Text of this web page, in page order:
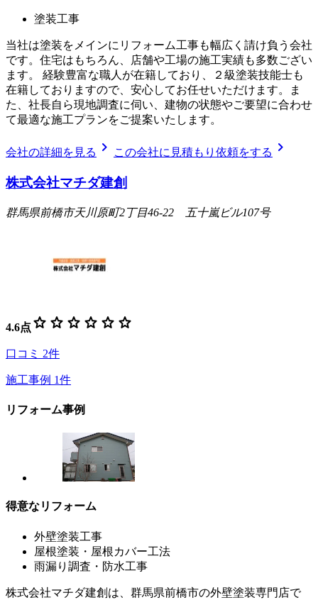
塗装工事
当社は塗装をメインにリフォーム工事も幅広く請け負う会社
です。住宅はもちろん、店舗や工場の施工実績も多数ござい
ます。 経験豊富な職人が在籍しており、２級塗装技能士も
在籍しておりますので、安心してお任せいただけます。ま
た、社長自ら現地調査に伺い、建物の状態やご要望に合わせ
て最適な施工プランをご提案いたします。
会社の詳細を見る chevron_right この会社に見積もり依頼をする chevron_right
株式会社マチダ建創
群馬県前橋市天川原町2丁目46-22 五十嵐ビル107号
4.6点 star star star star star star
口コミ 2件
施工事例 1件
リフォーム事例
得意なリフォーム
外壁塗装工事
屋根塗装・屋根カバー工法
雨漏り調査・防水工事
株式会社マチダ建創は、群馬県前橋市の外壁塗装専門店で